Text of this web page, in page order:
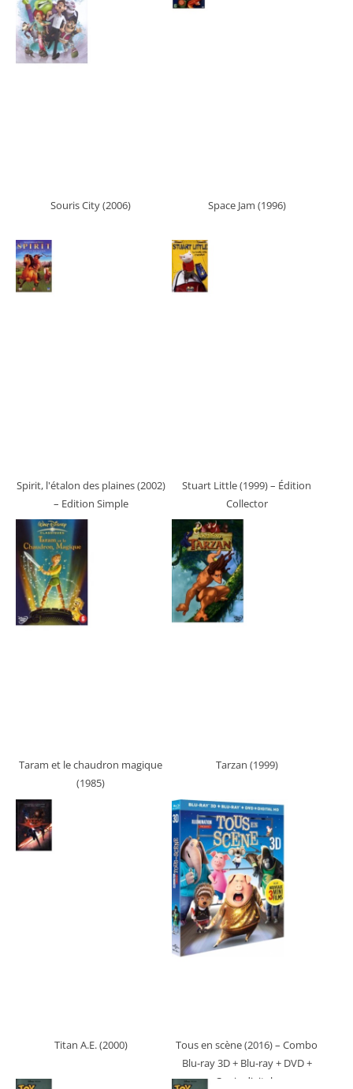
Souris City (2006) Space Jam (1996)
Spirit, l'étalon des plaines (2002)
– Edition Simple
Stuart Little (1999)– Édition
Collector
Taram et le chaudron magique
(1985)
Tarzan (1999)
Titan A.E. (2000) Tous en scène (2016)– Combo
Blu-ray 3D + Blu-ray + DVD +
Copie digitale